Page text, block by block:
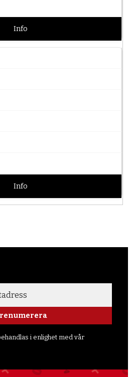
Info
Info
i enlighet med vår